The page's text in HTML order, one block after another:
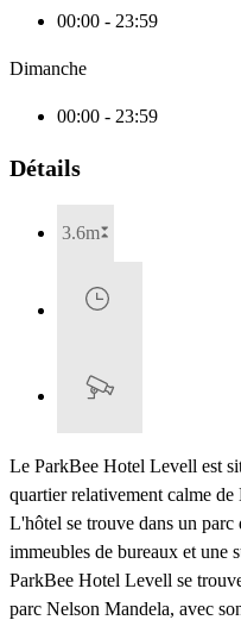
00:00 - 23:59
Dimanche
00:00 - 23:59
Détails
3.6m
Le ParkBee Hotel Levell est
quartier relativement calme
L'hôtel se trouve dans un parc
immeubles de bureaux et une
ParkBee Hotel Levell se
parc Nelson Mandela, avec